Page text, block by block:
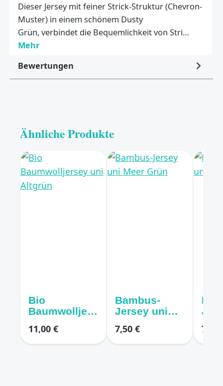
Dieser Jersey mit feiner Strick-Struktur (Chevron-
Muster) in einem schönem Dusty
Grün, verbindet die Bequemlichkeit von Stri…
Mehr
Bewertungen
Ähnliche Produkte
Bio
Baumwolljers
Altgrün
11,00 €
Bambus-
Jersey uni
7,50 € 7,50